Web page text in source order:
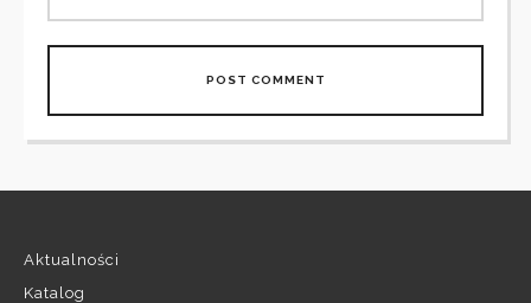
Aktualności
Katalog